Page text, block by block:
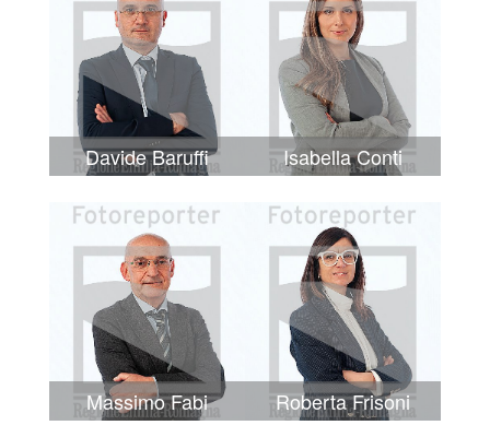
Davide Baruffi Isabella Conti
Massimo Fabi Roberta Frisoni